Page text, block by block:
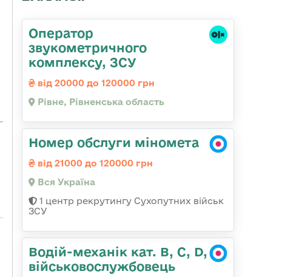
Оператор
звукометричного
комплексу, ЗСУ
від 20000 до 120000 грн
Рівне, Рівненська область
Номер обслуги міномета
від 21000 до 120000 грн
Вся Україна
1 центр рекрутингу Сухопутних військ
ЗСУ
Водій-механік кат. В, С, D,
військовослужбовець